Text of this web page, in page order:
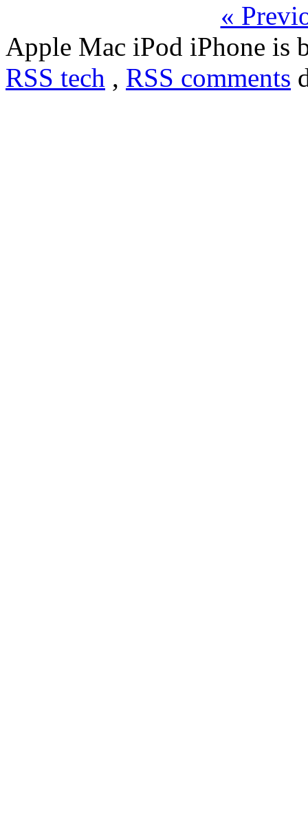
«
Apple Mac iPod iPhone is
RSS tech , RSS comments